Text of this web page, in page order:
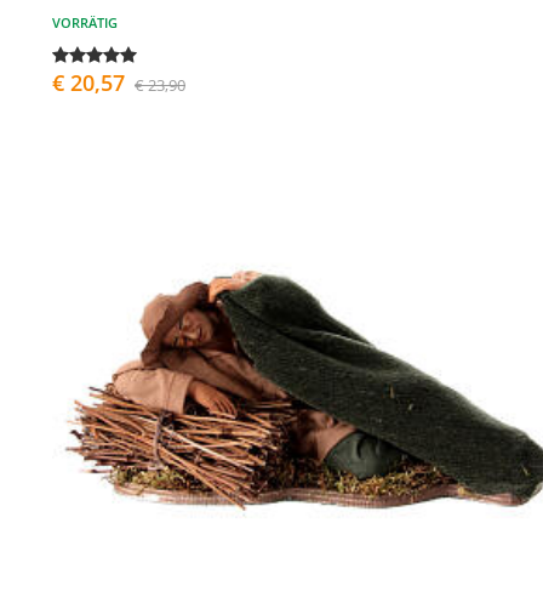
VORRÄTIG
€ 20,57 € 23,90